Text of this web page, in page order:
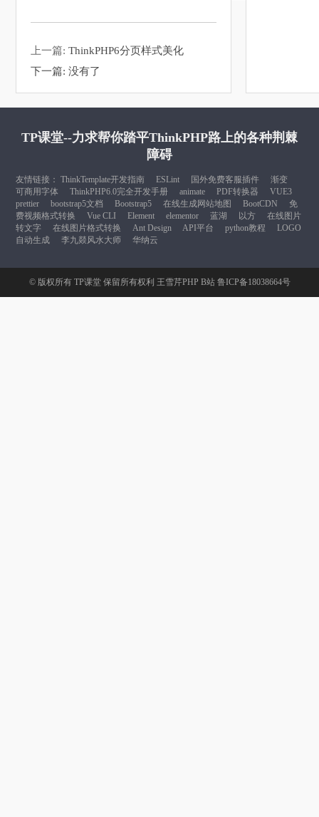
上一篇:ThinkPHP6分页样式美化
下一篇:没有了
TP课堂--力求帮你踏平ThinkPHP路上的各种荆棘
障碍
友情链接：ThinkTemplate开发指南 ESLint 国外免费客服插件
渐变
可商用字体
ThinkPHP6.0完全开发手册 animate PDF转换器
VUE3
prettier
bootstrap5文档 Bootstrap5 在线生成网站地图 BootCDN
免
费视频格式转换
Vue CLI Element elementor 蓝湖 以方
在线图片
转文字
在线图片格式转换 Ant Design API平台 python教程
LOGO
自动生成
李九燚风水大师 华纳云
© 版权所有 TP课堂保留所有权利 王雪芹PHP B站 鲁ICP备18038664号